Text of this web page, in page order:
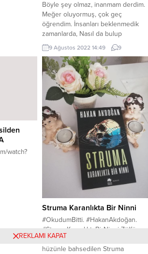
Böyle şey olmaz, inanmam derdim.
Meğer oluyormuş, çok geç
öğrendim. İnsanları beklenmedik
zamanlarda, Nasıl da bulup
mahvediyorsun? Ne değiştirmek ne
de silmek için, İnsanların elindeki
güç yetmiyor. Öyle bir çarksın ki,
içinde insan, Nereye götürürsen
oraya gidiyor. Değiştirmek için
çırpınsa da insan. Her şey daha
karışık, arapsaçı oluyor. Vardır
elbet...
9 Ağustos 2022 14:49 9
watch?
Struma Karanlıkta Bir Ninni
#OkudumBitti. #HakanAkdoğan.
#StrumaKaranlıktaBirNinni Zülfü
Livaneli’nin Seranad Kitabında da
hüzünle bahsedilen Struma
REKLAMI KAPAT